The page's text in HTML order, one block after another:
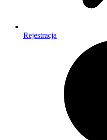
Rejestracja